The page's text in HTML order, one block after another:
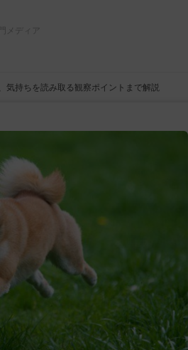
メディア
気持ちを読み取る観察ポイントまで解説